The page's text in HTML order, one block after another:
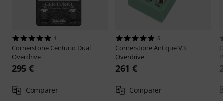
1
Cornerstone Centurio Dual
Overdrive
295 €
Comparer
5
CornerstoneAntique V3
Overdrive
261 €
Comparer